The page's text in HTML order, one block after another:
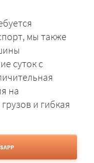
мы также
суток с
на
и гибкая